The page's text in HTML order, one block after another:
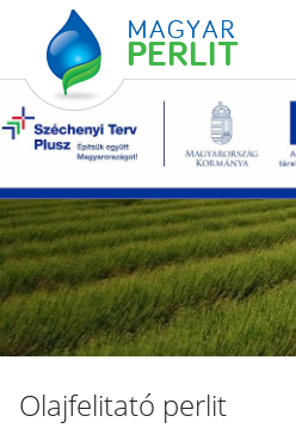
Olajfelitató perlit